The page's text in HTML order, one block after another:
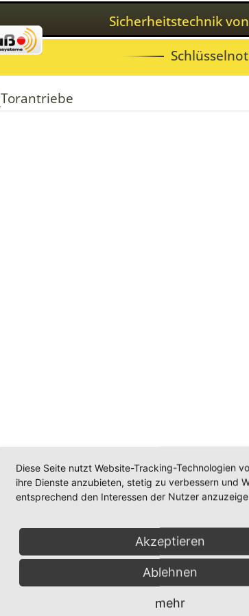
Sicherheitstechnik
Torantriebe
Diese Seite nutzt Website-Tracking-Technologien
ihre Dienste anzubieten, stetig zu verbessern und
entsprechend den Interessen der Nutzer
Akzeptieren
Ablehnen
mehr